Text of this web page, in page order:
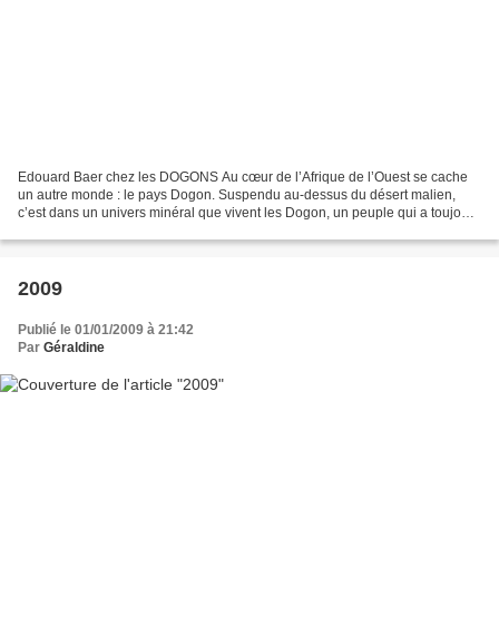
Edouard Baer chez les DOGONS Au cœur de l’Afrique de l’Ouest se cache
un autre monde : le pays Dogon. Suspendu au-dessus du désert malien,
c’est dans un univers minéral que vivent les Dogon, un peuple qui a toujours
2009
Publié le 01/01/2009 à 21:42
Par Géraldine